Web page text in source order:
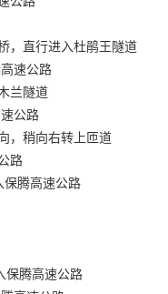
，直行进入杜鹃王隧道
速公路
兰隧道
公路
，稍向右转上匝道
路
腾高速公路
保腾高速公路